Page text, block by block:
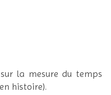
la mesure du temps
histoire).